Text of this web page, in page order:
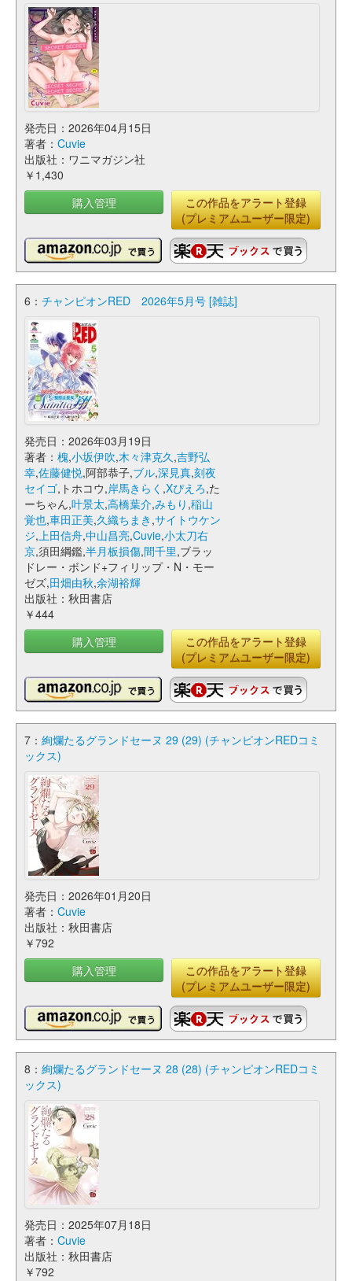
発売日：2026年04月15日
著者： Cuvie
出版社：ワニマガジン社
￥1,430
購入管理
この作品をアラート登録
(プレミアムユーザー限定)
6： チャンピオンRED 2026年5月号 [雑誌]
発売日：2026年03月19日
著者： 槐,小坂伊吹,木々津克久,吉野弘
幸,佐藤健悦,阿部恭子,ブル,深見真,刻夜
セイゴ,トホコウ,岸馬きらく ,Xぴえろ,た
ーちゃん,叶景太,高橋葉介,みもり ,稲山
覚也,車田正美,久織ちまき ,サイトウケン
ジ,上田信舟,中山昌亮,Cuvie,小太刀右
京,須田綱鑑,半月板損傷,間千里,ブラッ
ドレー・ボンド+フィリップ・N・モー
ゼズ,田畑由秋,余湖裕輝
出版社：秋田書店
￥444
購入管理
この作品をアラート登録
(プレミアムユーザー限定)
7： 絢爛たるグランドセーヌ 29 (29) (チャンピオンREDコミ
ックス)
発売日：2026年01月20日
著者： Cuvie
出版社：秋田書店
￥792
購入管理
この作品をアラート登録
(プレミアムユーザー限定)
8： 絢爛たるグランドセーヌ 28 (28) (チャンピオンREDコミ
ックス)
発売日：2025年07月18日
著者： Cuvie
出版社：秋田書店
￥792